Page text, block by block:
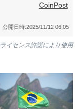
CoinPost
公開日時:2025/11/12 06:05
イセンス許諾により使用